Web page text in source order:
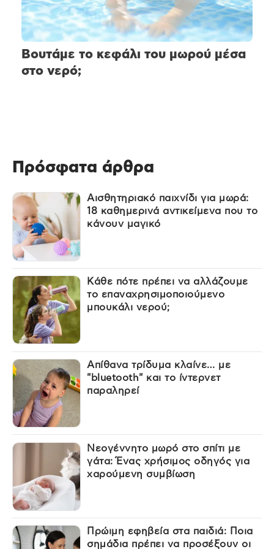
Βουτάμε το κεφάλι του μωρού μέσα
στο νερό;
Πρόσφατα άρθρα
Αισθητηριακό παιχνίδι για μωρά:
18 καθημερινά αντικείμενα που το
κάνουν μαγικό
Κάθε πότε πρέπει να αλλάζουμε
το επαναχρησιμοποιούμενο
μπουκάλι νερού;
Απίθανα τρίδυμα κλαίνε… με
"bluetooth" και το ίντερνετ
παραληρεί
Νεογέννητο μωρό στο σπίτι με
γάτα: Ένας χρήσιμος οδηγός για
χαρούμενη συμβίωση
Πρώιμη εφηβεία στα παιδιά: Ποια
σημάδια πρέπει να προσέξουν οι